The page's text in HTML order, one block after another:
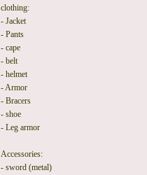
clothing:
- Jacket
- Pants
- cape
- belt
- helmet
- Armor
- Bracers
- shoe
- Leg armor
Accessories:
- sword (metal)